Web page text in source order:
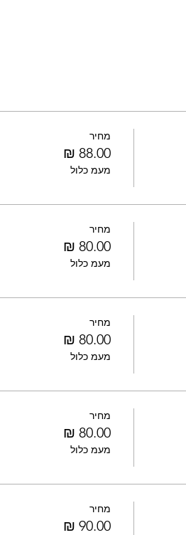
מחיר
מעמ כלול
מחיר
מעמ כלול
מחיר
מעמ כלול
מחיר
מעמ כלול
מחיר